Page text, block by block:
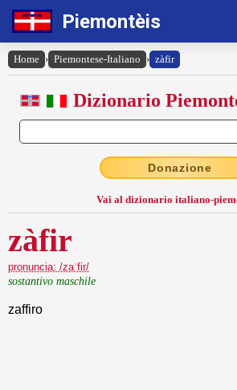
Piemontèis
Home › Piemontese-Italiano › zàfir
Dizionario
Donazione
Vai al dizionario italiano-
zàfir
pronuncia: /zaˈfir/
sostantivo maschile
zaffiro